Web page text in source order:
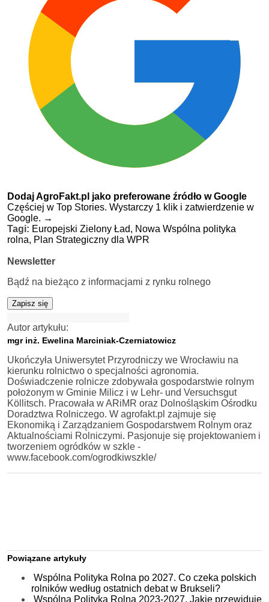
Dodaj AgroFakt.pl jako preferowane źródło w Google
Częściej w Top Stories. Wystarczy 1 klik i zatwierdzenie w
Google. →
Tagi: Europejski Zielony Ład, Nowa Wspólna polityka
rolna, Plan Strategiczny dla WPR
Newsletter
Bądź na bieżąco z informacjami z rynku rolnego
Zapisz się
Autor artykułu:
mgr inż. Ewelina Marciniak-Czerniatowicz
Ukończyła Uniwersytet Przyrodniczy we Wrocławiu na
kierunku rolnictwo o specjalności agronomia.
Doświadczenie rolnicze zdobywała gospodarstwie rolnym
położonym w Gminie Milicz i w Lehr- und Versuchsgut
Köllitsch. Pracowała w ARiMR oraz Dolnośląskim Ośrodku
Doradztwa Rolniczego. W agrofakt.pl zajmuje się
Ekonomiką i Zarządzaniem Gospodarstwem Rolnym oraz
Aktualnościami Rolniczymi. Pasjonuje się projektowaniem i
tworzeniem ogródków w szkle -
www.facebook.com/ogrodkiwszkle/
Powiązane artykuły
Wspólna Polityka Rolna po 2027. Co czeka polskich
rolników według ostatnich debat w Brukseli?
Wspólna Polityka Rolna 2023-2027. Jakie przewiduje